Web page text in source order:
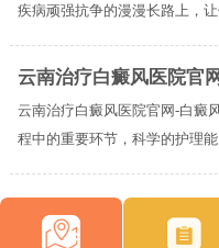
疾病顽强抗争的漫漫长路上，让
云南治疗白癜风医院官
云南治疗白癜风医院官网-白癜
程中的重要环节，科学的护理能